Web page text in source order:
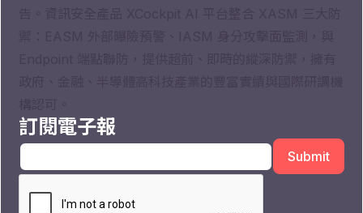
訂閱電子報